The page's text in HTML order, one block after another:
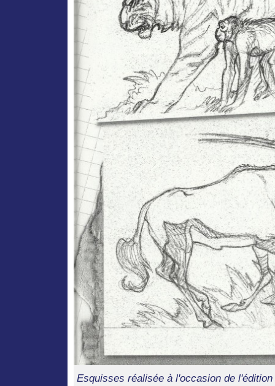
Esquisses réalisée à l'occasion de